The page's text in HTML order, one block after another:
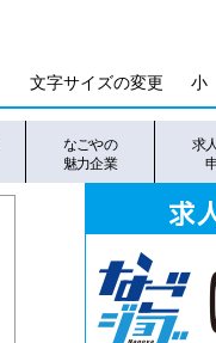
文字サイズの変更 小
なごやの
魅力企業
求